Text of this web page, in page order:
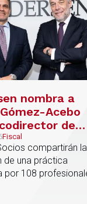
nombra a
Acebo
de
Iberia junto
de Gabriel
Fiscal
compartirán la
de una práctica
por 108